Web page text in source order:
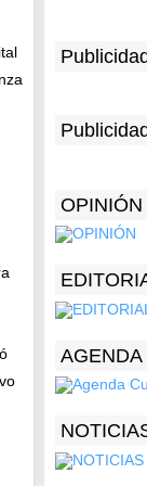
Publicidad
Publicidad
OPINIÓN